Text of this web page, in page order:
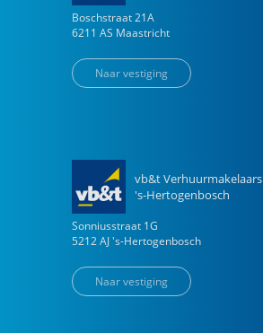
Boschstraat 21A
6211 AS Maastricht
Naar vestiging
vb&t Verhuurmakelaars
's-Hertogenbosch
Sonniusstraat 1G
5212 AJ 's-Hertogenbosch
Naar vestiging